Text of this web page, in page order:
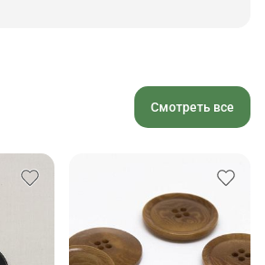
Смотреть все